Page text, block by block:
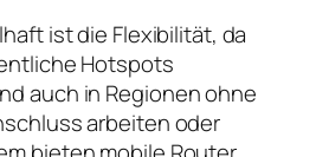
ist die Flexibilität, da
Hotspots
auch in Regionen ohne
arbeiten oder